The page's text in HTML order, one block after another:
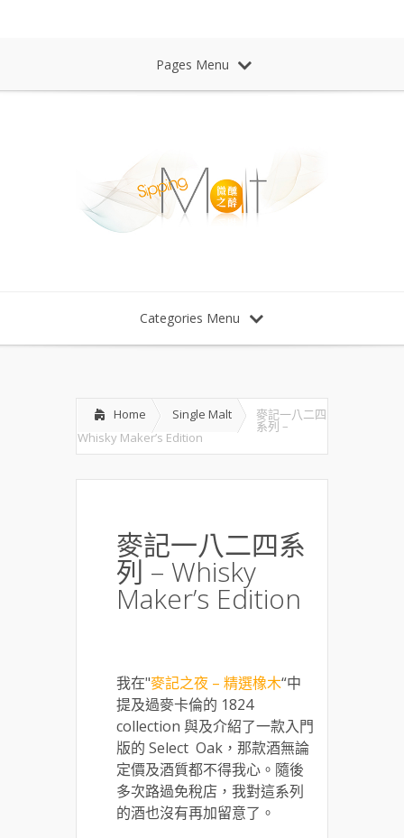
Pages Menu
Categories Menu
Home Single Malt 麥記一八二四
系列 –
Whisky Maker’s Edition
麥記一八二四系
列 – Whisky
Maker’s Edition
我在"麥記之夜 – 精選橡木“中
提及過麥卡倫的 1824
collection 與及介紹了一款入門
版的 Select Oak，那款酒無論
定價及酒質都不得我心。隨後
多次路過免稅店，我對這系列
的酒也沒有再加留意了。